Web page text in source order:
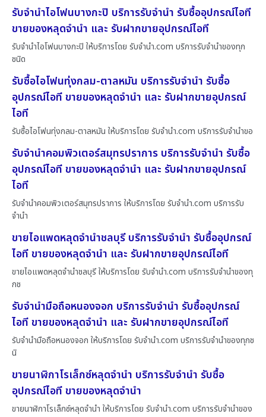
รับจำนำไอโฟนบางกะปิ บริการรับจำนำ รับซื้ออุปกรณ์ไอที
ขายของหลุดจำนำ และ รับฝากขายอุปกรณ์ไอที
รับจำนำไอโฟนบางกะปิ ให้บริการโดย รับจํานํา.com บริการรับจำนำของทุก
ชนิด
รับซื้อไอโฟนทุ่งกลม-ตาลหมัน บริการรับจำนำ รับซื้อ
อุปกรณ์ไอที ขายของหลุดจำนำ และ รับฝากขายอุปกรณ์
ไอที
รับซื้อไอโฟนทุ่งกลม-ตาลหมัน ให้บริการโดย รับจํานํา.com บริการรับจำนำขอ
รับจำนำคอมพิวเตอร์สมุทรปราการ บริการรับจำนำ รับซื้อ
อุปกรณ์ไอที ขายของหลุดจำนำ และ รับฝากขายอุปกรณ์
ไอที
รับจำนำคอมพิวเตอร์สมุทรปราการ ให้บริการโดย รับจํานํา.com บริการรับ
จำนำ
ขายไอแพดหลุดจำนำชลบุรี บริการรับจำนำ รับซื้ออุปกรณ์
ไอที ขายของหลุดจำนำ และ รับฝากขายอุปกรณ์ไอที
ขายไอแพดหลุดจำนำชลบุรี ให้บริการโดย รับจํานํา.com บริการรับจำนำของทุ
กช
รับจำนำมือถือหนองจอก บริการรับจำนำ รับซื้ออุปกรณ์
ไอที ขายของหลุดจำนำ และ รับฝากขายอุปกรณ์ไอที
รับจำนำมือถือหนองจอก ให้บริการโดย รับจํานํา.com บริการรับจำนำของทุกช
นิ
ขายนาฬิกาโรเล็กซ์หลุดจำนำ บริการรับจำนำ รับซื้อ
อุปกรณ์ไอที ขายของหลุดจำนำ
ขายนาฬิกาโรเล็กซ์หลุดจำนำ ให้บริการโดย รับจํานํา.com บริการรับจำนำของ